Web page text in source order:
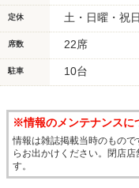
定休 土・日曜・祝日
席数 22席
駐車 10台
※情報のメンテナンスに
情報は雑誌掲載当時のもの
らお出かけください。閉店
す。